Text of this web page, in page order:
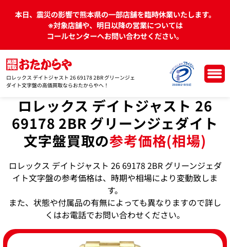
本日、震災の影響で熊本県の一部店舗を臨時休業いたします。
※対象店舗や、明日以降の営業については
コールセンターへお問い合わせください。
ロレックス デイトジャスト 26 69178 2BR グリーンジェ
ダイト文字盤の高価買取ならおたからやへ！
ロレックス デイトジャスト 26
69178 2BR グリーンジェダイト
文字盤買取の参考価格(相場)
ロレックス デイトジャスト 26 69178 2BR グリーンジェダ
イト文字盤の参考価格は、時期や相場により変動致しま
す。
また、状態や付属品の有無によっても異なりますので詳し
くはお電話でお問い合わせください。